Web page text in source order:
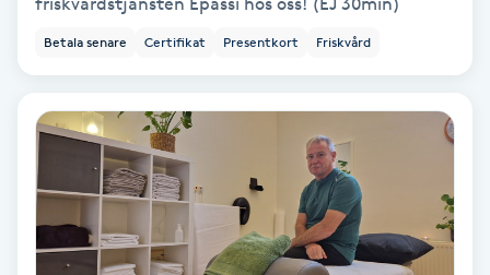
Ansiktsbehandling djuprengörande
Babylights
Balayage
Bambumassage
Betala senare Certifikat Presentkort Friskvård